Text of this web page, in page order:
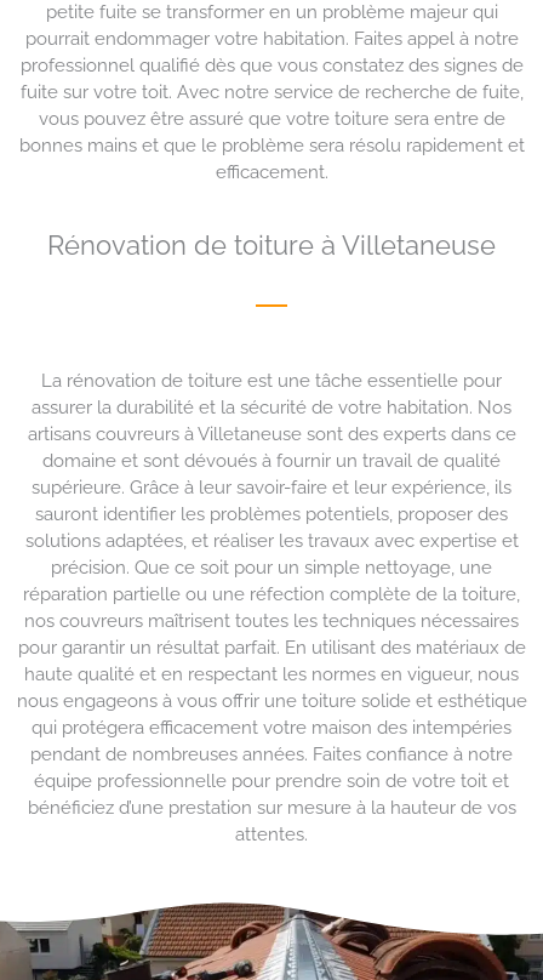
petite fuite se transformer en un problème majeur qui
pourrait endommager votre habitation. Faites appel à notre
professionnel qualifié dès que vous constatez des signes de
fuite sur votre toit. Avec notre service de recherche de fuite,
vous pouvez être assuré que votre toiture sera entre de
bonnes mains et que le problème sera résolu rapidement et
efficacement.
Rénovation de toiture à Villetaneuse
La rénovation de toiture est une tâche essentielle pour
assurer la durabilité et la sécurité de votre habitation. Nos
artisans couvreurs à Villetaneuse sont des experts dans ce
domaine et sont dévoués à fournir un travail de qualité
supérieure. Grâce à leur savoir-faire et leur expérience, ils
sauront identifier les problèmes potentiels, proposer des
solutions adaptées, et réaliser les travaux avec expertise et
précision. Que ce soit pour un simple nettoyage, une
réparation partielle ou une réfection complète de la toiture,
nos couvreurs maîtrisent toutes les techniques nécessaires
pour garantir un résultat parfait. En utilisant des matériaux de
haute qualité et en respectant les normes en vigueur, nous
nous engageons à vous offrir une toiture solide et esthétique
qui protégera efficacement votre maison des intempéries
pendant de nombreuses années. Faites confiance à notre
équipe professionnelle pour prendre soin de votre toit et
bénéficiez d’une prestation sur mesure à la hauteur de vos
attentes.